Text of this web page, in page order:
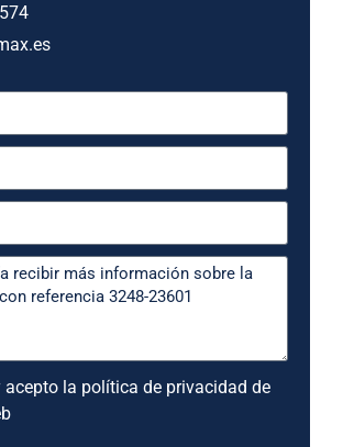
acepto la política de privacidad de